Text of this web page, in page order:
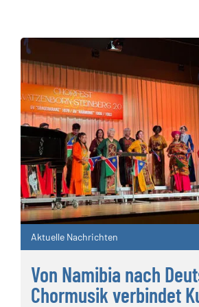
Aktuelle Nachrichten
Von Namibia nach
Chormusik verbindet